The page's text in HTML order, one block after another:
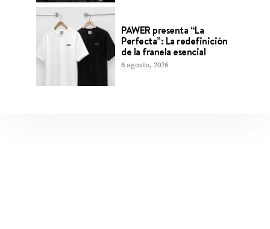
PAWER presenta “La
Perfecta”: La redefinición
de la franela esencial
6 agosto, 2026